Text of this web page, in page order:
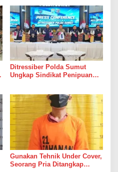
Ditressiber Polda Sumut
Ungkap Sindikat Penipuan
Ditangkap
Gunakan Tehnik Under Cover,
Seorang Pria Ditangkap